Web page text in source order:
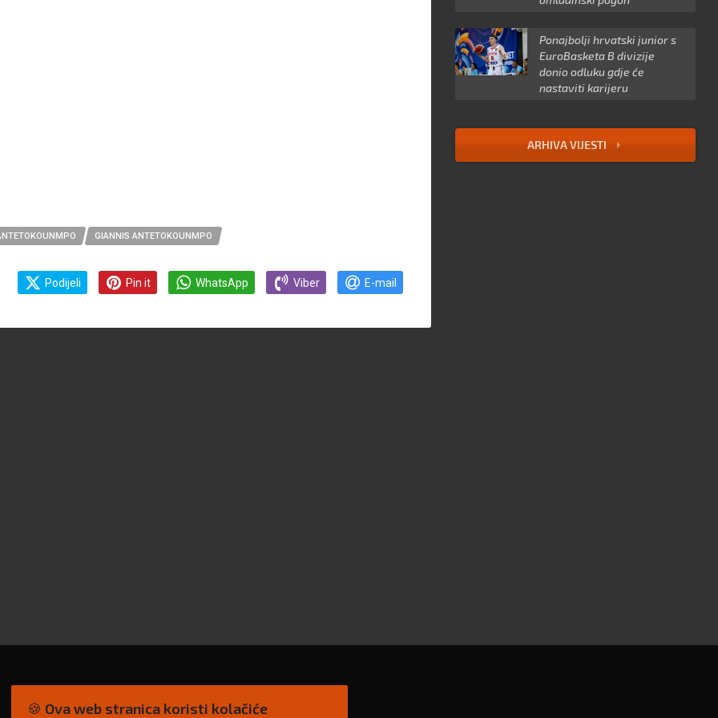
GIANNIS ANTETOKOUNMPO
Podijeli Pin it WhatsApp Viber E-mail
Ponajbolji hrvatski junior s
EuroBasketa B divizije
donio odluku gdje će
nastaviti karijeru
ARHIVA VIJESTI
🍪 Ova web stranica koristi kolačiće